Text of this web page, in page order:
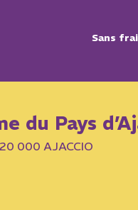
Sans
du Pays
000 AJACCIO